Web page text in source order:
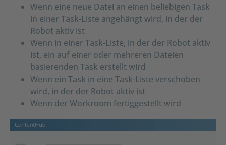
Wenn eine neue Datei an einen beliebigen Task
in einer Task-Liste angehängt wird, in der der
Robot aktiv ist
Wenn in einer Task-Liste, in der der Robot aktiv
ist, ein auf einer oder mehreren Dateien
basierenden Task erstellt wird
Wenn ein Task in eine Task-Liste verschoben
wird, in der der Robot aktiv ist
Wenn der Workroom fertiggestellt wird